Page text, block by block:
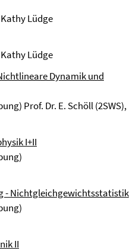
Lüdge
Lüdge
Dynamik und
Prof. Dr. E. Schöll (2SWS),
I+II
- Nichtgleichgewichtsstatistik
II